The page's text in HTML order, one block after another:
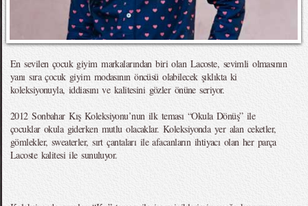
En sevilen çocuk giyim markalarından biri olan Lacoste, sevimli olmasının
yanı sıra çocuk giyim modasının öncüsü olabilecek şıklıkta ki
koleksiyonuyla, iddiasını ve kalitesini gözler önüne seriyor.
2012 Sonbahar Kış Koleksiyonu’nun ilk teması “Okula Dönüş” ile
çocuklar okula giderken mutlu olacaklar. Koleksiyonda yer alan ceketler,
gömlekler, sweaterler, sırt çantaları ile afacanların ihtiyacı olan her parça
Lacoste kalitesi ile sunuluyor.